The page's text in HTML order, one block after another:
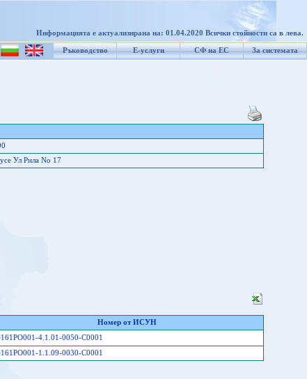
Информацията е актуализирана на: 01.04.2020 Всички стойности са в лева.
Ръководство Е-услуги СФ на ЕС За системата
Ул Рила No 17
Номер от ИСУН
4.1.01-0050-C0001
1.1.09-0030-C0001